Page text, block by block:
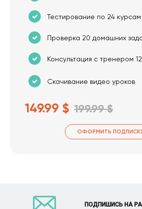
Тестирование по 24 курсам
Проверка 20 домашних
Консультация с тренером
Скачивание видео уроков
149.99 $ 199.99 $
ОФОРМИТЬ
ПОДПИШИСЬ НА